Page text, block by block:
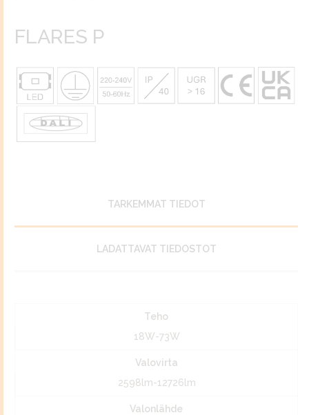
FLARES P
TARKEMMAT TIEDOT
LADATTAVAT TIEDOSTOT
Teho
18W-73W
Valovirta
2598lm-12726lm
Valonlähde